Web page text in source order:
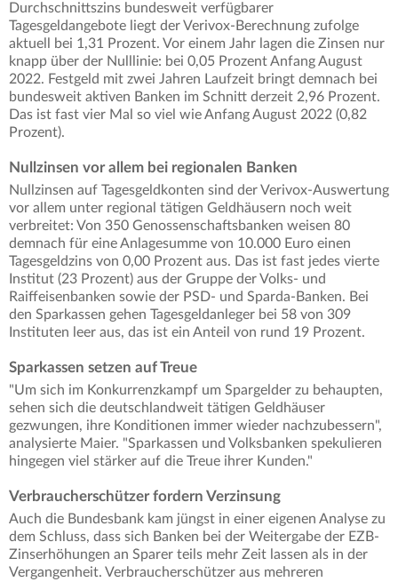
Durchschnittszins bundesweit verfügbarer
Tagesgeldangebote liegt der Verivox-Berechnung zufolge
aktuell bei 1,31 Prozent. Vor einem Jahr lagen die Zinsen nur
knapp über der Nulllinie: bei 0,05 Prozent Anfang August
2022. Festgeld mit zwei Jahren Laufzeit bringt demnach bei
bundesweit aktiven Banken im Schnitt derzeit 2,96 Prozent.
Das ist fast vier Mal so viel wie Anfang August 2022 (0,82
Prozent).
Nullzinsen vor allem bei regionalen Banken
Nullzinsen auf Tagesgeldkonten sind der Verivox-Auswertung
vor allem unter regional tätigen Geldhäusern noch weit
verbreitet: Von 350 Genossenschaftsbanken weisen 80
demnach für eine Anlagesumme von 10.000 Euro einen
Tagesgeldzins von 0,00 Prozent aus. Das ist fast jedes vierte
Institut (23 Prozent) aus der Gruppe der Volks- und
Raiffeisenbanken sowie der PSD- und Sparda-Banken. Bei
den Sparkassen gehen Tagesgeldanleger bei 58 von 309
Instituten leer aus, das ist ein Anteil von rund 19 Prozent.
Sparkassen setzen auf Treue
"Um sich im Konkurrenzkampf um Spargelder zu behaupten,
sehen sich die deutschlandweit tätigen Geldhäuser
gezwungen, ihre Konditionen immer wieder nachzubessern",
analysierte Maier. "Sparkassen und Volksbanken spekulieren
hingegen viel stärker auf die Treue ihrer Kunden."
Verbraucherschützer fordern Verzinsung
Auch die Bundesbank kam jüngst in einer eigenen Analyse zu
dem Schluss, dass sich Banken bei der Weitergabe der EZB-
Zinserhöhungen an Sparer teils mehr Zeit lassen als in der
Vergangenheit. Verbraucherschützer aus mehreren